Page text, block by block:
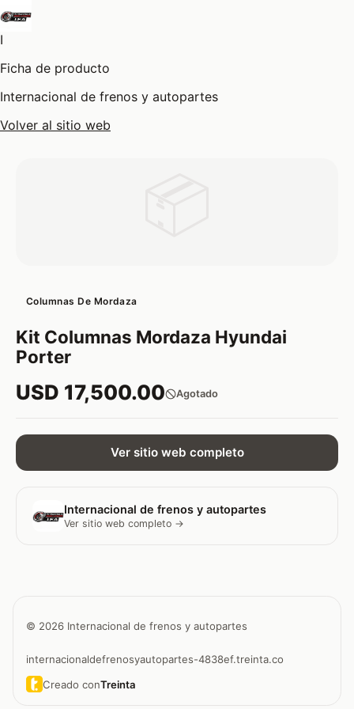
I
Ficha de producto
Internacional de frenos y autopartes
Volver al sitio web
Columnas De Mordaza
Kit Columnas Mordaza Hyundai
Porter
USD 17,500.00 Agotado
Ver sitio web completo
Internacional de frenos y autopartes
Ver sitio web completo →
© 2026 Internacional de frenos y autopartes
internacionaldefrenosyautopartes-4838ef.treinta.co
Creado conTreinta